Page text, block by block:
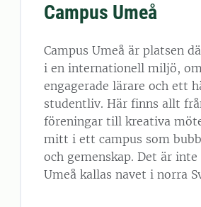
Campus Umeå
Campus Umeå är platsen
i en internationell miljö,
engagerade lärare och ett
studentliv. Här finns allt
föreningar till kreativa
mitt i ett campus som
och gemenskap. Det är
Umeå kallas navet i norra